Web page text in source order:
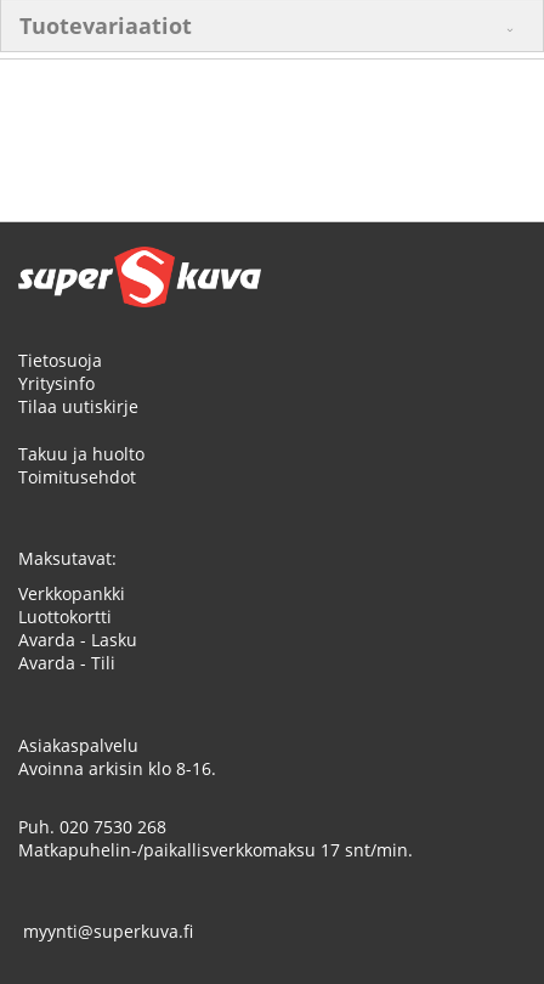
Tuotevariaatiot
Tietosuoja
Yritysinfo
Tilaa uutiskirje
Takuu ja huolto
Toimitusehdot
Maksutavat:
Verkkopankki
Luottokortti
Avarda - Lasku
Avarda - Tili
Asiakaspalvelu
Avoinna arkisin klo 8-16.
Puh. 020 7530 268
Matkapuhelin-/paikallisverkkomaksu 17 snt/min.
myynti@superkuva.fi